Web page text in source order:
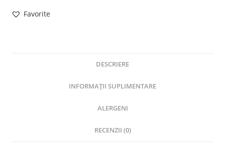
Favorite
DESCRIERE
INFORMAȚII SUPLIMENTARE
ALERGENI
RECENZII (0)